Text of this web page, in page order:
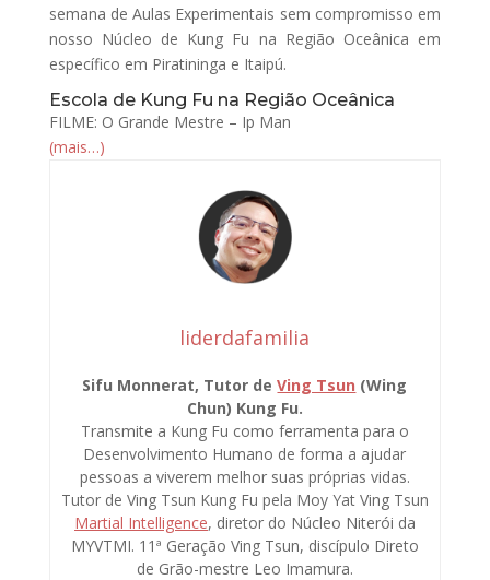
semana de Aulas Experimentais sem compromisso em
nosso Núcleo de Kung Fu na Região Oceânica em
específico em Piratininga e Itaipú.
Escola de Kung Fu na Região Oceânica
FILME: O Grande Mestre – Ip Man
(mais…)
liderdafamilia
Sifu Monnerat, Tutor deVing Tsun (Wing
Chun) Kung Fu.
Transmite a Kung Fu como ferramenta para o
Desenvolvimento Humano de forma a ajudar
pessoas a viverem melhor suas próprias vidas.
Tutor de Ving Tsun Kung Fu pela Moy Yat Ving Tsun
Martial Intelligence, diretor do Núcleo Niterói da
MYVTMI. 11ª Geração Ving Tsun, discípulo Direto
de Grão-mestre Leo Imamura.